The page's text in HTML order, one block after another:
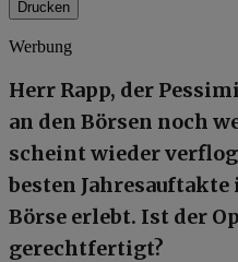
Drucken
Werbung
Herr Rapp, der
an den Börsen noch
scheint wieder
besten
Börse erlebt. Ist der
gerechtfertigt?